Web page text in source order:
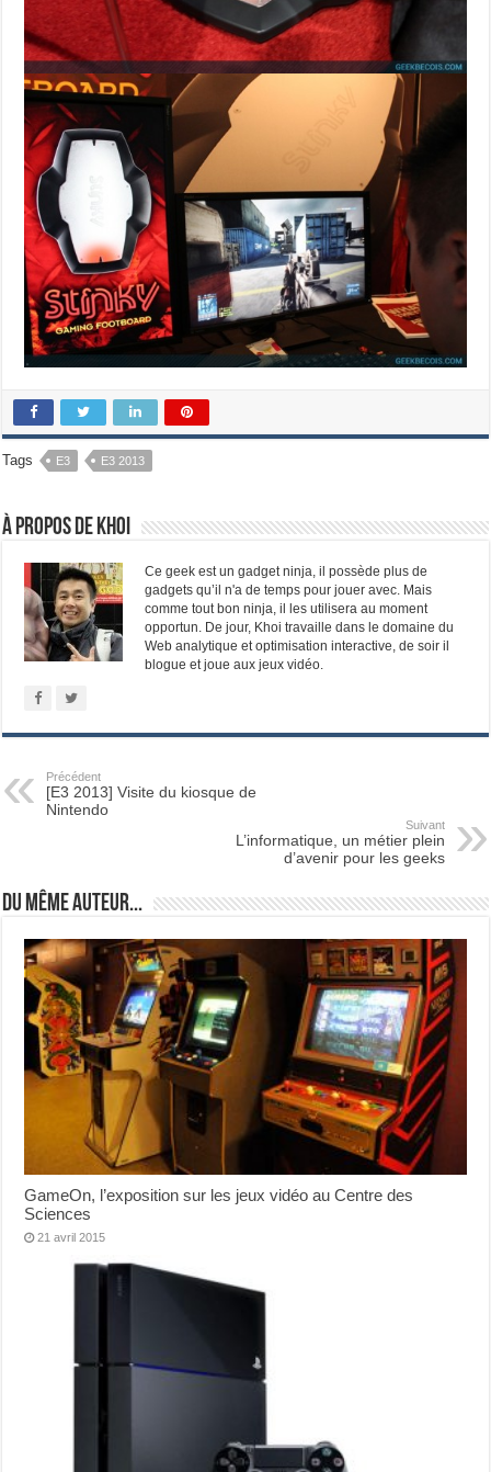
Tags E3 E3 2013
À propos de Khoi
Ce geek est un gadget ninja, il possède plus de
gadgets qu’il n'a de temps pour jouer avec. Mais
comme tout bon ninja, il les utilisera au moment
opportun. De jour, Khoi travaille dans le domaine du
Web analytique et optimisation interactive, de soir il
blogue et joue aux jeux vidéo.
Précédent
[E3 2013] Visite du kiosque de
Nintendo
Suivant
L’informatique, un métier plein
d’avenir pour les geeks
Du même auteur...
GameOn, l’exposition sur les jeux vidéo au Centre des
Sciences
21 avril 2015